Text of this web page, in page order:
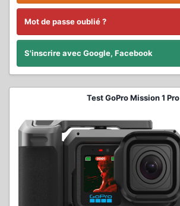
Mot de passe oublié ?
S'inscrire avec Google, Facebook
Test GoPro Mission 1 Pro